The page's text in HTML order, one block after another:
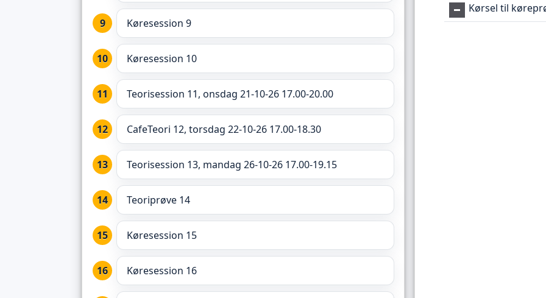
Køresession 9
Køresession 10
Teorisession 11, onsdag 21-10-26 17.00-20.00
CafeTeori 12, torsdag 22-10-26 17.00-18.30
Teorisession 13, mandag 26-10-26 17.00-19.15
Teoriprøve 14
Køresession 15
Køresession 16
Kørsel til